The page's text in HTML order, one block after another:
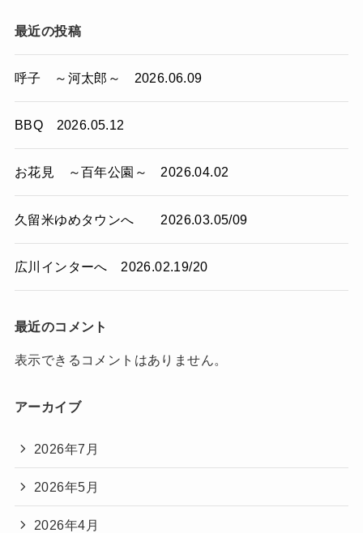
最近の投稿
呼子 ～河太郎～ 2026.06.09
BBQ 2026.05.12
お花見 ～百年公園～ 2026.04.02
久留米ゆめタウンへ 2026.03.05/09
広川インターへ 2026.02.19/20
最近のコメント
表示できるコメントはありません。
アーカイブ
2026年7月
2026年5月
2026年4月